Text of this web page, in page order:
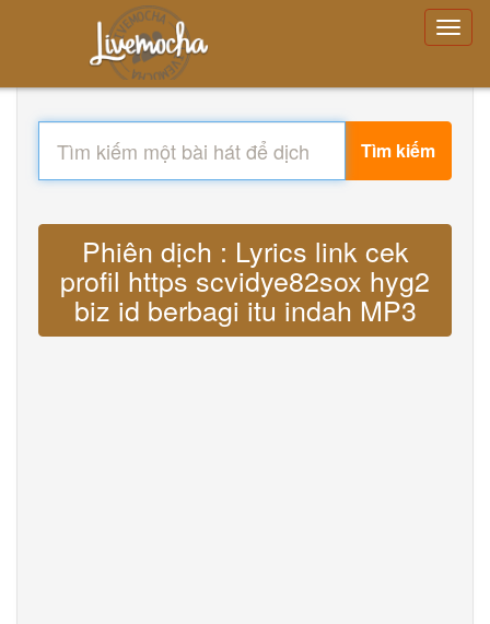
Tìm kiếm
Phiên dịch : Lyrics link cek
profil https scvidye82sox hyg2
biz id berbagi itu indah MP3